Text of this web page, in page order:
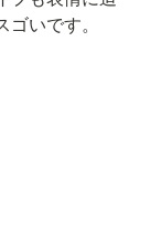
いです。